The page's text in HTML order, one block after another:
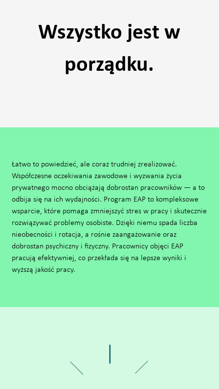
Wszystko jest w
porządku.
Łatwo to powiedzieć, ale coraz trudniej zrealizować.
Współczesne oczekiwania zawodowe i wyzwania życia
prywatnego mocno obciążają dobrostan pracowników — a to
odbija się na ich wydajności. Program EAP to kompleksowe
wsparcie, które pomaga zmniejszyć stres w pracy i skutecznie
rozwiązywać problemy osobiste. Dzięki niemu spada liczba
nieobecności i rotacja, a rośnie zaangażowanie oraz
dobrostan psychiczny i fizyczny. Pracownicy objęci EAP
pracują efektywniej, co przekłada się na lepsze wyniki i
wyższą jakość pracy.